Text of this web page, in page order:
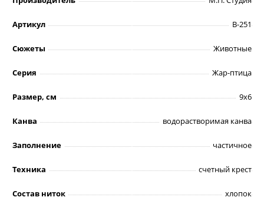
Артикул В-251
Сюжеты Животные
Серия Жар-птица
Размер, см 9х6
Канва водорастворимая канва
Заполнение частичное
Техника счетный крест
Состав ниток хлопок